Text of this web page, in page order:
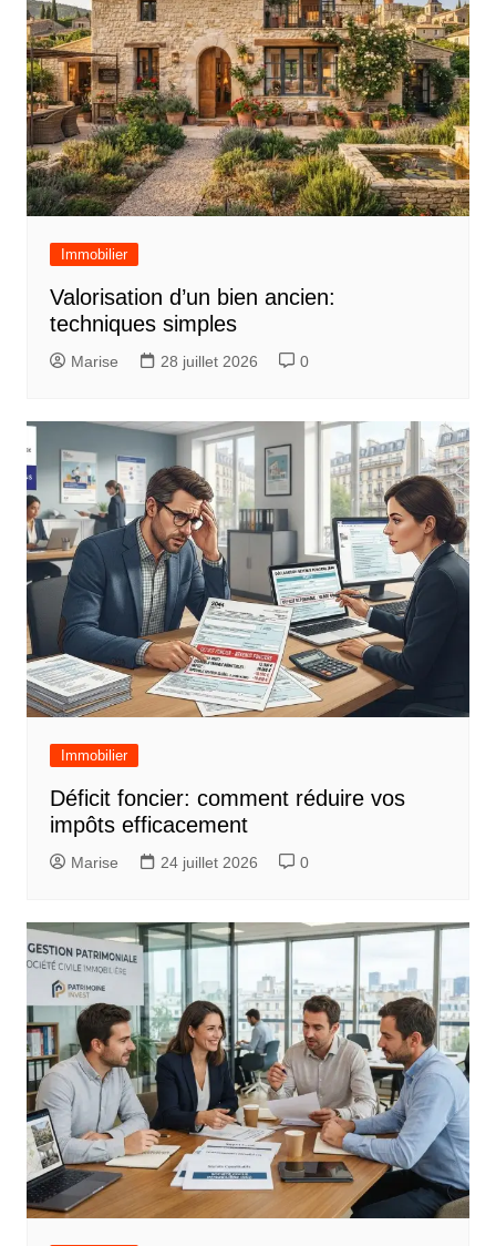
e
Immobilier
Valorisation d’un bien ancien:
techniques simples
Marise 28 juillet 2026 0
Immobilier
Déficit foncier: comment réduire vos
impôts efficacement
Marise 24 juillet 2026 0